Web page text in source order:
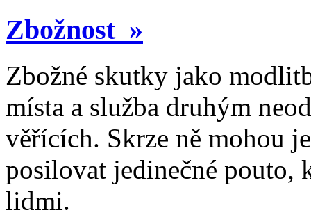
Zbožnost »
Zbožné skutky jako
místa a služba druhým
věřících. Skrze ně mohou
posilovat jedinečné pouto,
lidmi.